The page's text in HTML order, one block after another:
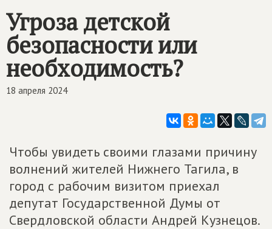
Поиск
Угроза детской
безопасности или
необходимость?
18 апреля 2024
Чтобы увидеть своими глазами причину
волнений жителей Нижнего Тагила, в
город с рабочим визитом приехал
депутат Государственной Думы от
Свердловской области Андрей Кузнецов.